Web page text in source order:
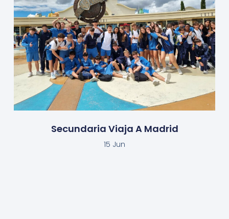
Secundaria Viaja A Madrid
15 Jun